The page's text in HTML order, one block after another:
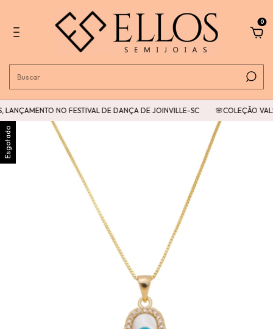
0
NO FESTIVAL DE DANÇA DE JOINVILLE-SC 🌸COLEÇÃO
Esgotado